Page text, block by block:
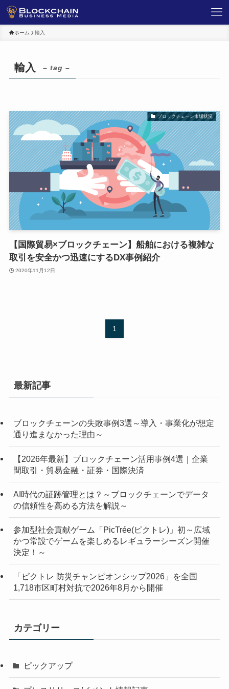
ホーム 輸入
輸入 – tag –
ブロックチェーン市場状況
【国際貿易×ブロックチェーン】船舶における複雑な
取引を安全かつ迅速にするDX事例紹介
2020年11月12日
1
最新記事
ブロックチェーンの失敗事例3選～導入・事業化が想定
通り進まなかった理由～
【2026年最新】ブロックチェーン活用事例4選｜企業
間取引・貿易金融・証券・国際決済
AI時代の証跡管理とは？～ブロックチェーンでデータ
の信頼性を高める方法を解説～
参加型社会貢献ゲーム「PicTrée(ピクトレ)」初～広域
かつ常設でゲームを楽しめるレギュラーシーズン開催
決定！～
「ピクトレ 防災チャンピオンシップ2026」を全国
1,718市区町村対抗で2026年8月から開催
カテゴリー
ピックアップ